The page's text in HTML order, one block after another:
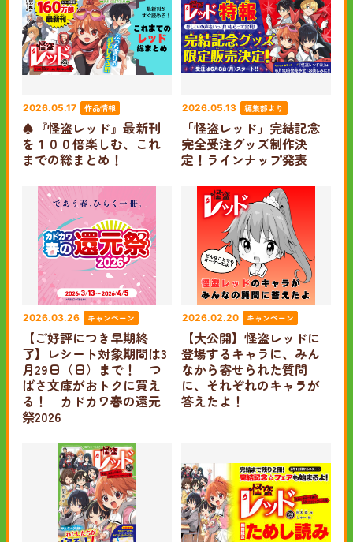
2026.05.17 作品情報
♠『怪盗レッド』最新刊
を１００倍楽しむ、これ
までの総まとめ！
2026.05.13 編集部より
「怪盗レッド」完結記念
完全受注グッズ制作決
定！ラインナップ発表
2026.03.26 キャンペーン
【ご好評につき早期終
了】レシート対象期間は3
月29日（日）まで！ つ
ばさ文庫がおトクに買え
る！ カドカワ春の還元
祭2026
2026.02.20 キャンペーン
【大公開】怪盗レッドに
登場するキャラに、みん
なから寄せられた質問
に、それぞれのキャラが
答えたよ！